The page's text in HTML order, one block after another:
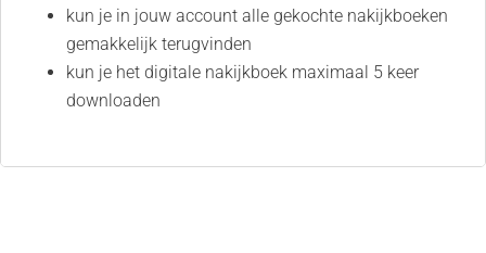
kun je in jouw account alle gekochte nakijkboeken
gemakkelijk terugvinden
kun je het digitale nakijkboek maximaal 5 keer
downloaden